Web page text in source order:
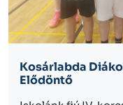
Kosárlabda
Elődöntő